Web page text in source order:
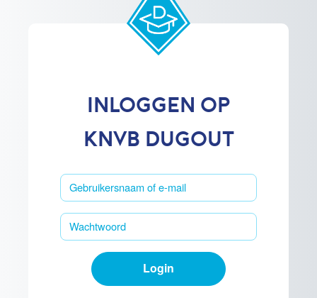
INLOGGEN OP
KNVB DUGOUT
Gebruikersnaam of e-mail
Wachtwoord
Login